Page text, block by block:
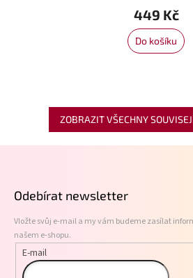
449 Kč
Do košíku
ZOBRAZIT VŠECHNY
Odebírat newsletter
Vložte svůj e-mail a my vám budeme zasílat
našem e-shopu.
E-mail